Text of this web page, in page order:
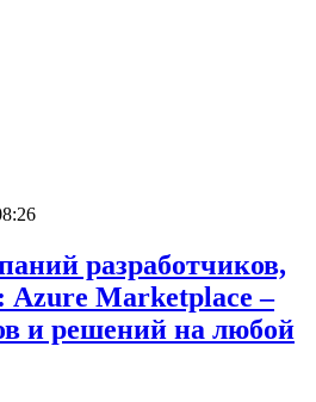
разработчиков,
Marketplace –
и решений на любой